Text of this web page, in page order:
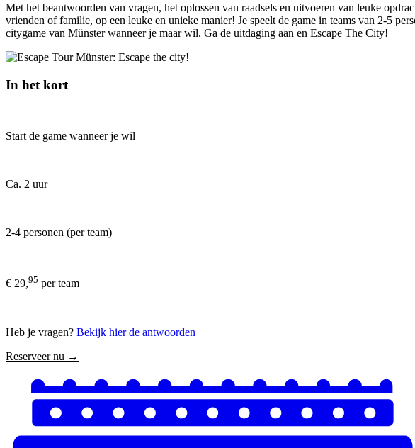
Met het beantwoorden van vragen, het oplossen van raadsels en uitvoeren van leuke
vrienden of familie, op een leuke en unieke manier! Je speelt de game in teams van 2-5
citygame van Münster wanneer je maar wil. Ga de uitdaging aan en Escape The City!
In het kort
Start de game wanneer je wil
Ca. 2 uur
2-4 personen (per team)
€ 29,95 per team
Heb je vragen? Bekijk hier de antwoorden
Reserveer nu →